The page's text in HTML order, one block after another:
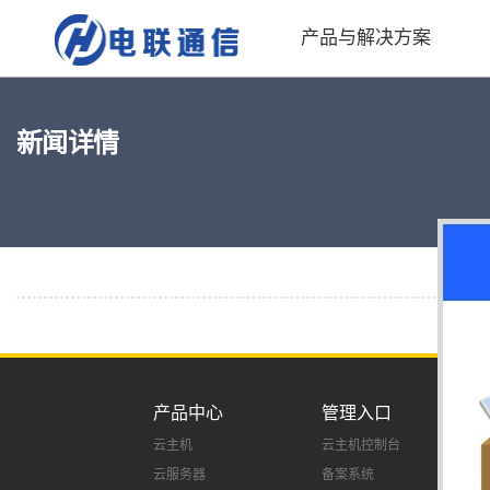
产品与解决方案
新闻详情
产品中心
云主机
云服务器
管理入口
云主机控制台
备案系统